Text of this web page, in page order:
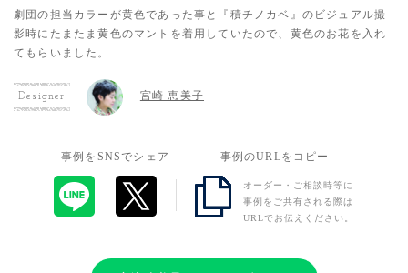
劇団の担当カラーが黄色であった事と『積チノカベ』のビジュアル撮
影時にたまたま黄色のマントを着用していたので、黄色のお花を入れ
てもらいました。
Designer 宮崎 恵美子
事例をSNSでシェア 事例のURLをコピー
オーダー・ご相談時等に
事例をご共有される際は
URLでお伝えください。